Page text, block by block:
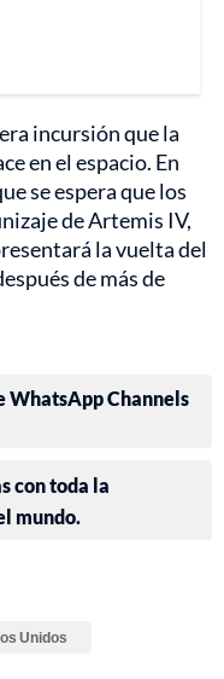
incursión que la
en el espacio. En
se espera que los
de Artemis IV,
la vuelta del
de más de
WhatsApp Channels
con toda la
mundo.
Unidos